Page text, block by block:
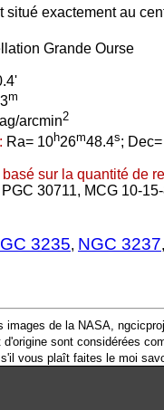
situé exactement au
Grande Ourse
m
arcmin2
Ra= 10h26m48.4s;
basé sur la quantité de
PGC 30711, MCG 10-
3235, NGC 3237
images de la NASA,
sont considérées
vous plaît faites le moi